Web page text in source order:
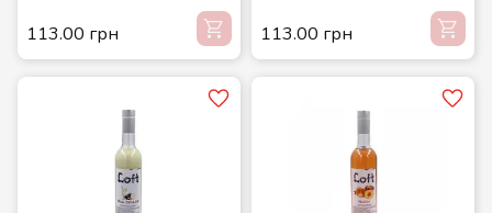
113.00 грн
113.00 грн